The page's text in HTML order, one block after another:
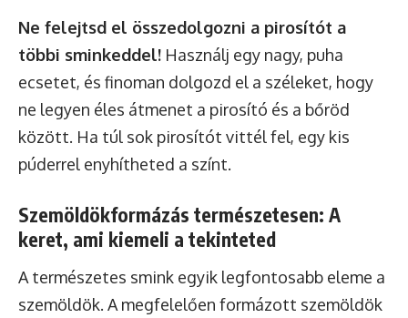
Ne felejtsd el összedolgozni a pirosítót a
többi sminkeddel! Használj egy nagy, puha
ecsetet, és finoman dolgozd el a széleket, hogy
ne legyen éles átmenet a pirosító és a bőröd
között. Ha túl sok pirosítót vittél fel, egy kis
púderrel enyhítheted a színt.
Szemöldökformázás természetesen: A
keret, ami kiemeli a tekinteted
A természetes smink egyik legfontosabb eleme a
szemöldök. A megfelelően formázott szemöldök